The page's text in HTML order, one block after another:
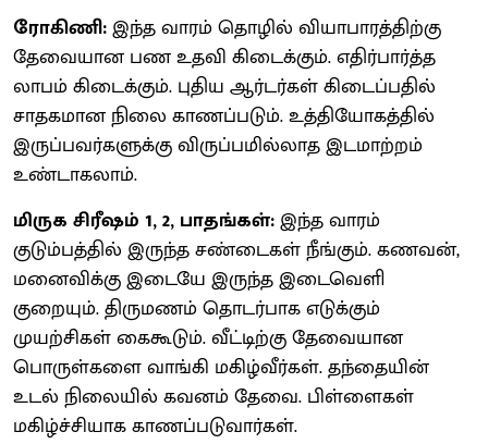
ரோகிணி:இந்த வாரம் தொழில் வியாபாரத்திற்கு
தேவையான பண உதவி கிடைக்கும். எதிர்பார்த்த
லாபம் கிடைக்கும். புதிய ஆர்டர்கள் கிடைப்பதில்
சாதகமான நிலை காணப்படும். உத்தியோகத்தில்
இருப்பவர்களுக்கு விருப்பமில்லாத இடமாற்றம்
உண்டாகலாம்.
மிருக சிரீஷம் 1, 2, பாதங்கள்:இந்த வாரம்
குடும்பத்தில் இருந்த சண்டைகள் நீங்கும். கணவன்,
மனைவிக்கு இடையே இருந்த இடைவெளி
குறையும். திருமணம் தொடர்பாக எடுக்கும்
முயற்சிகள் கைகூடும். வீட்டிற்கு தேவையான
பொருள்களை வாங்கி மகிழ்வீர்கள். தந்தையின்
உடல் நிலையில் கவனம் தேவை. பிள்ளைகள்
மகிழ்ச்சியாக காணப்படுவார்கள்.